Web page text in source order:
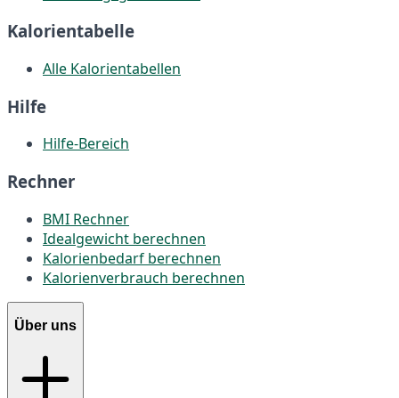
Kalorientabelle
Alle Kalorientabellen
Hilfe
Hilfe-Bereich
Rechner
BMI Rechner
Idealgewicht berechnen
Kalorienbedarf berechnen
Kalorienverbrauch berechnen
Über uns